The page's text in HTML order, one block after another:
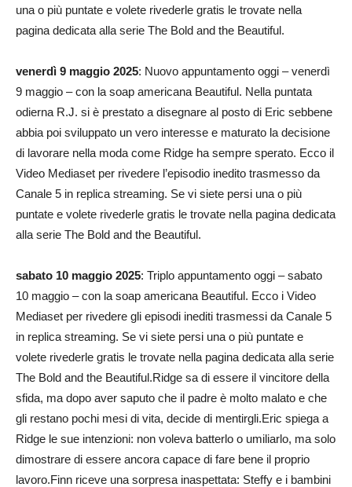
una o più puntate e volete rivederle gratis le trovate nella
pagina dedicata alla serie The Bold and the Beautiful.
venerdì 9 maggio 2025: Nuovo appuntamento oggi – venerdì
9 maggio – con la soap americana Beautiful. Nella puntata
odierna R.J. si è prestato a disegnare al posto di Eric sebbene
abbia poi sviluppato un vero interesse e maturato la decisione
di lavorare nella moda come Ridge ha sempre sperato. Ecco il
Video Mediaset per rivedere l’episodio inedito trasmesso da
Canale 5 in replica streaming. Se vi siete persi una o più
puntate e volete rivederle gratis le trovate nella pagina dedicata
alla serie The Bold and the Beautiful.
sabato 10 maggio 2025: Triplo appuntamento oggi – sabato
10 maggio – con la soap americana Beautiful. Ecco i Video
Mediaset per rivedere gli episodi inediti trasmessi da Canale 5
in replica streaming. Se vi siete persi una o più puntate e
volete rivederle gratis le trovate nella pagina dedicata alla serie
The Bold and the Beautiful.Ridge sa di essere il vincitore della
sfida, ma dopo aver saputo che il padre è molto malato e che
gli restano pochi mesi di vita, decide di mentirgli.Eric spiega a
Ridge le sue intenzioni: non voleva batterlo o umiliarlo, ma solo
dimostrare di essere ancora capace di fare bene il proprio
lavoro.Finn riceve una sorpresa inaspettata: Steffy e i bambini